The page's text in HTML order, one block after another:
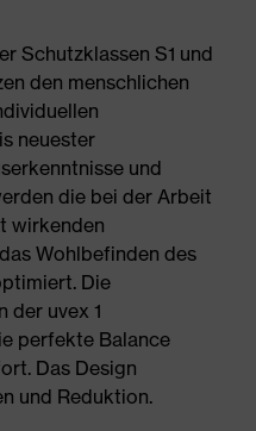
Schutzklassen S1 und
den menschlichen
neuester
und
die bei der Arbeit
wirkenden
Wohlbefinden des
Die
der uvex 1
perfekte Balance
Das Design
und Reduktion.